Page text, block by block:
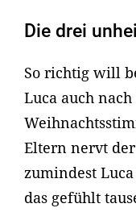
Die drei
So richtig will
Luca auch
Eltern nervt
zumindest
das gefühlt